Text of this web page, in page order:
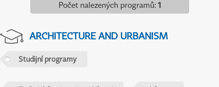
Počet nalezených programů: 1
ARCHITECTURE AND URBANISM
Studijní programy